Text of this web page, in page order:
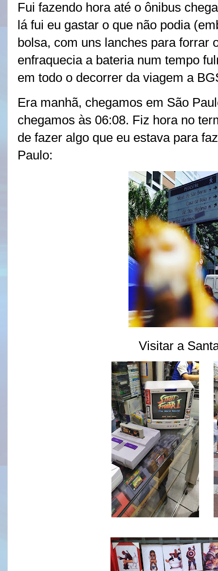
Fui fazendo hora até o ônibus
lá fui eu gastar o que não podia
bolsa, com uns lanches para forrar
enfraquecia a bateria num tempo
em todo o decorrer da viagem a
Era manhã, chegamos em São
chegamos às 06:08. Fiz hora no
de fazer algo que eu estava para
Paulo:
Visitar a